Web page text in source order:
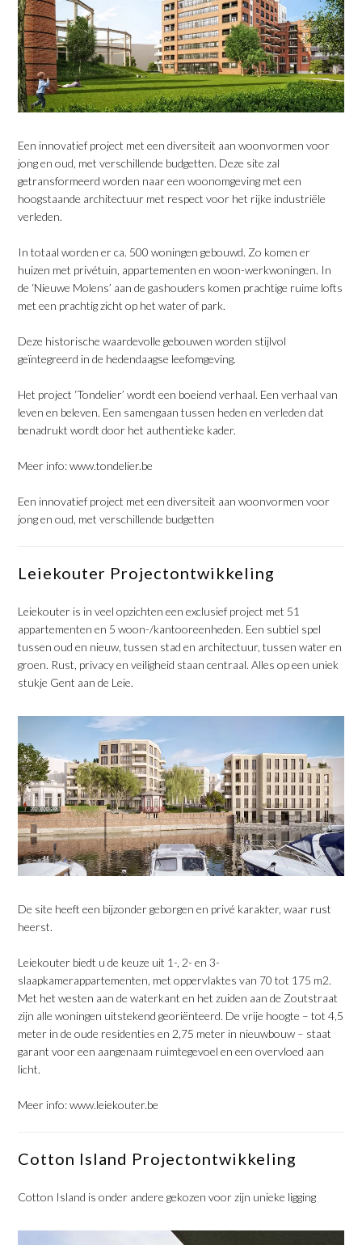
Een innovatief project met een diversiteit aan woonvormen voor
jong en oud, met verschillende budgetten. Deze site zal
getransformeerd worden naar een woonomgeving met een
hoogstaande architectuur met respect voor het rijke industriële
verleden.
In totaal worden er ca. 500 woningen gebouwd. Zo komen er
huizen met privétuin, appartementen en woon-werkwoningen. In
de ‘Nieuwe Molens’ aan de gashouders komen prachtige ruime lofts
met een prachtig zicht op het water of park.
Deze historische waardevolle gebouwen worden stijlvol
geïntegreerd in de hedendaagse leefomgeving.
Het project ‘Tondelier’ wordt een boeiend verhaal. Een verhaal van
leven en beleven. Een samengaan tussen heden en verleden dat
benadrukt wordt door het authentieke kader.
Meer info:www.tondelier.be
Een innovatief project met een diversiteit aan woonvormen voor
jong en oud, met verschillende budgetten
Leiekouter Projectontwikkeling
Leiekouter is in veel opzichten een exclusief project met 51
appartementen en 5 woon-/kantooreenheden. Een subtiel spel
tussen oud en nieuw, tussen stad en architectuur, tussen water en
groen. Rust, privacy en veiligheid staan centraal. Alles op een uniek
stukje Gent aan de Leie.
De site heeft een bijzonder geborgen en privé karakter, waar rust
heerst.
Leiekouter biedt u de keuze uit 1-, 2- en 3-
slaapkamerappartementen, met oppervlaktes van 70 tot 175 m2.
Met het westen aan de waterkant en het zuiden aan de Zoutstraat
zijn alle woningen uitstekend georiënteerd. De vrije hoogte – tot 4,5
meter in de oude residenties en 2,75 meter in nieuwbouw – staat
garant voor een aangenaam ruimtegevoel en een overvloed aan
licht.
Meer info:www.leiekouter.be
Cotton Island Projectontwikkeling
Cotton Island is onder andere gekozen voor zijn unieke ligging